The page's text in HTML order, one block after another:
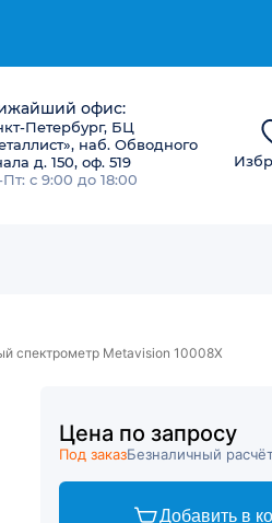
офис:
Петербург, БЦ
наб. Обводного
д. 150, оф. 519
с 9:00 до 18:00
спектрометр Metavision 10008X
Цена по запросу
Под заказБезналичный
Добавить в